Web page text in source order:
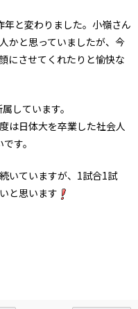
と変わりました。小嶺さん
かと思っていましたが、今
にさせてくれたりと愉快な
しています。
は日体大を卒業した社会人
す。
いていますが、1試合1試
と思います